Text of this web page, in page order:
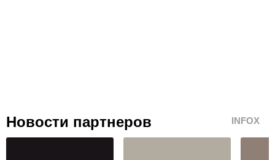
Новости партнеров INFOX